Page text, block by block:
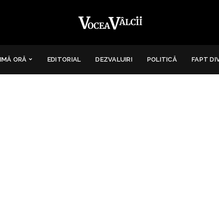
ORĂ EDITORIAL DEZVALUIRI POLITICĂ FAPT